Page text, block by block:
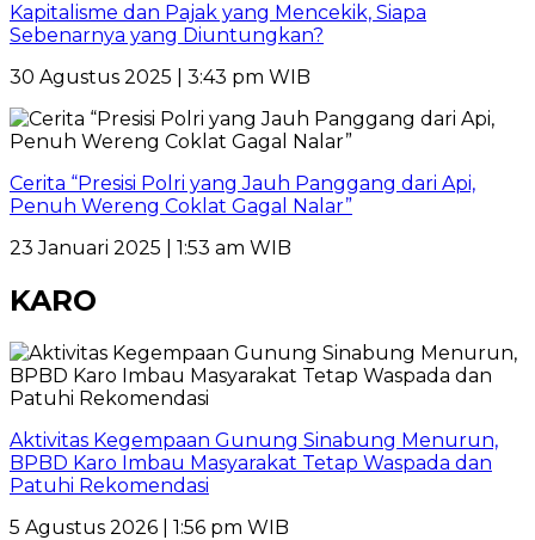
Kapitalisme dan Pajak yang Mencekik, Siapa
Sebenarnya yang Diuntungkan?
30 Agustus 2025 | 3:43 pm WIB
Cerita “Presisi Polri yang Jauh Panggang dari Api,
Penuh Wereng Coklat Gagal Nalar”
23 Januari 2025 | 1:53 am WIB
KARO
Aktivitas Kegempaan Gunung Sinabung Menurun,
BPBD Karo Imbau Masyarakat Tetap Waspada dan
Patuhi Rekomendasi
5 Agustus 2026 | 1:56 pm WIB